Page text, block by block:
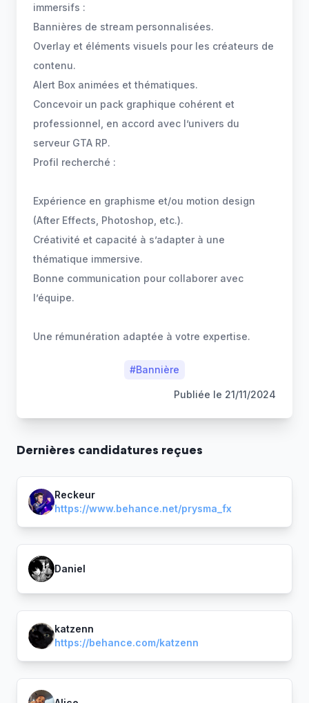
immersifs :
Bannières de stream personnalisées.
Overlay et éléments visuels pour les créateurs de
contenu.
Alert Box animées et thématiques.
Concevoir un pack graphique cohérent et
professionnel, en accord avec l’univers du
serveur GTA RP.
Profil recherché :
Expérience en graphisme et/ou motion design
(After Effects, Photoshop, etc.).
Créativité et capacité à s’adapter à une
thématique immersive.
Bonne communication pour collaborer avec
l’équipe.
Une rémunération adaptée à votre expertise.
#Bannière
Publiée le 21/11/2024
Dernières candidatures reçues
Reckeur
https://www.behance.net/prysma_fx
Daniel
katzenn
https://behance.com/katzenn